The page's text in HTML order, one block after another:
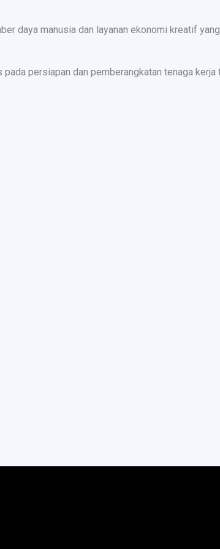
daya manusia dan layanan ekonomi kreatif
persiapan dan pemberangkatan tenaga kerja